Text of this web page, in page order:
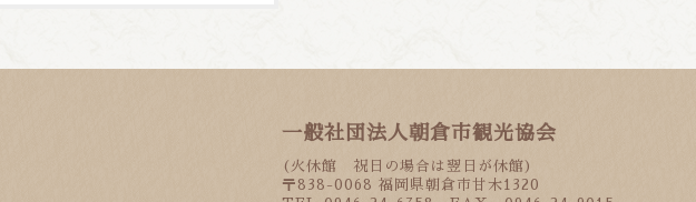
一般社団法人朝倉市観光協会
(火休館 祝日の場合は翌日が休館)
〒838-0068 福岡県朝倉市甘木1320